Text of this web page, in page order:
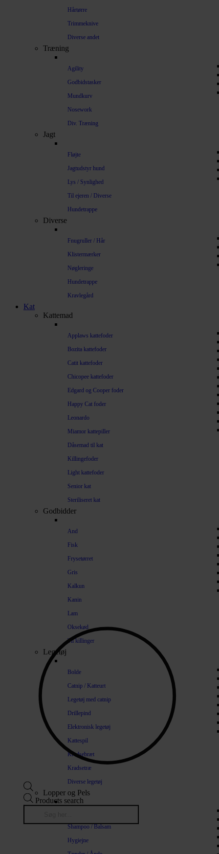
Hårtørre
Trimmeknive
Diverse andet
Træning
Agility
Godbidstasker
Mundkurv
Nosework
Div. Træning
Jagt
Fløjte
Jagtudstyr hund
Lys / Synlighed
Til ejeren / Diverse
Hundetrappe
Diverse
Fnugruller / Hår
Klistermærker
Nøgleringe
Hundetrappe
Kravlegård
Kat
Kattemad
Applaws kattefoder
Bozita kattefoder
Catit kattefoder
Chicopee kattefoder
Edgard og Cooper foder
Happy Cat foder
Leonardo
Miamor kattepiller
Dåsemad til kat
Killingefoder
Light kattefoder
Senior kat
Steriliseret kat
Godbidder
And
Fisk
Frysetørret
Gris
Kalkun
Kanin
Lam
Oksekød
Til killinger
Legetøj
Bolde
Catnip / Katteurt
Legetøj med catnip
Drillepind
Elektronisk legetøj
Kattespil
Kradsebræt
Kradsetræ
Diverse legetøj
Lopper og Pels
Shampoo / Balsam
Hygiejne
Products search